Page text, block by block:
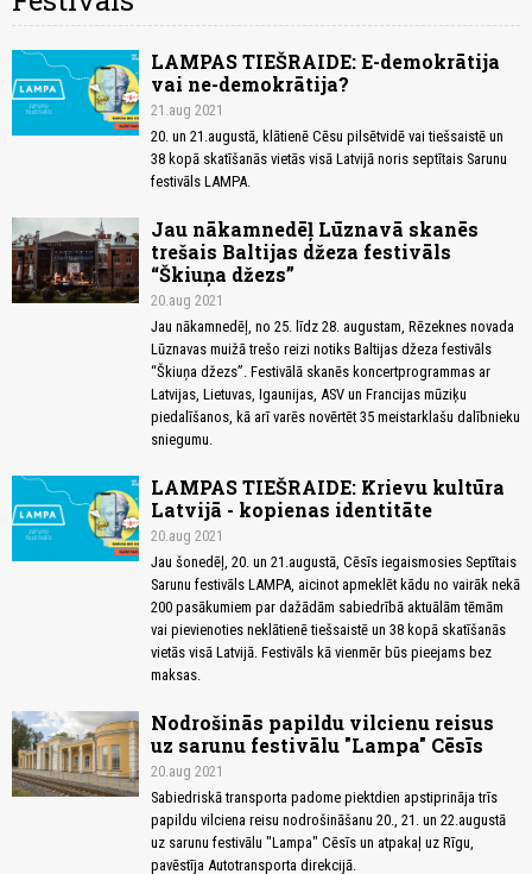
LAMPAS TIEŠRAIDE: E-demokrātija
vai ne-demokrātija?
21.aug 2021
20. un 21.augustā, klātienē Cēsu pilsētvidē vai tiešsaistē un
38 kopā skatīšanās vietās visā Latvijā noris septītais Sarunu
festivāls LAMPA.
Jau nākamnedēļ Lūznavā skanēs
trešais Baltijas džeza festivāls
“Škiuņa džezs”
20.aug 2021
Jau nākamnedēļ, no 25. līdz 28. augustam, Rēzeknes novada
Lūznavas muižā trešo reizi notiks Baltijas džeza festivāls
“Škiuņa džezs”. Festivālā skanēs koncertprogrammas ar
Latvijas, Lietuvas, Igaunijas, ASV un Francijas mūziķu
piedalīšanos, kā arī varēs novērtēt 35 meistarklašu dalībnieku
sniegumu.
LAMPAS TIEŠRAIDE: Krievu kultūra
Latvijā - kopienas identitāte
20.aug 2021
Jau šonedēļ, 20. un 21.augustā, Cēsīs iegaismosies Septītais
Sarunu festivāls LAMPA, aicinot apmeklēt kādu no vairāk nekā
200 pasākumiem par dažādām sabiedrībā aktuālām tēmām
vai pievienoties neklātienē tiešsaistē un 38 kopā skatīšanās
vietās visā Latvijā. Festivāls kā vienmēr būs pieejams bez
maksas.
Nodrošinās papildu vilcienu reisus
uz sarunu festivālu "Lampa" Cēsīs
20.aug 2021
Sabiedriskā transporta padome piektdien apstiprināja trīs
papildu vilciena reisu nodrošināšanu 20., 21. un 22.augustā
uz sarunu festivālu "Lampa" Cēsīs un atpakaļ uz Rīgu,
pavēstīja Autotransporta direkcijā.